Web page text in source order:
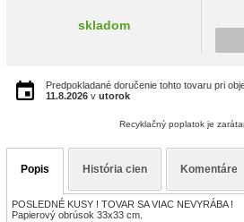
skladom
Predpokladané doručenie tohto tovaru pri
11.8.2026 v utorok
Recyklačný poplatok je
Popis História cien Komentáre
POSLEDNÉ KUSY ! TOVAR SA VIAC NEVYRÁBA !
Papierový obrúsok 33x33 cm.